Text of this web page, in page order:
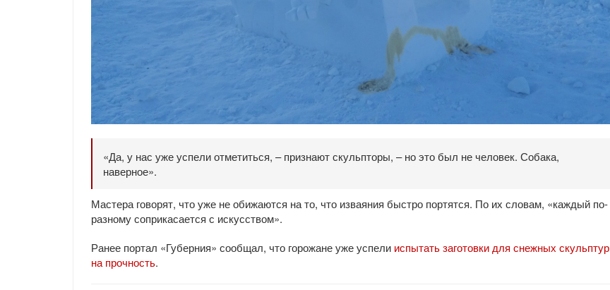
«Да, у нас уже успели отметиться, – признают скульпторы, – но это был не человек. Собака,
наверное».
Мастера говорят, что уже не обижаются на то, что изваяния быстро портятся. По их словам, «каждый по-
разному соприкасается с искусством».
Ранее портал «Губерния» сообщал, что горожане уже успели испытать заготовки для снежных скульптур
на прочность.